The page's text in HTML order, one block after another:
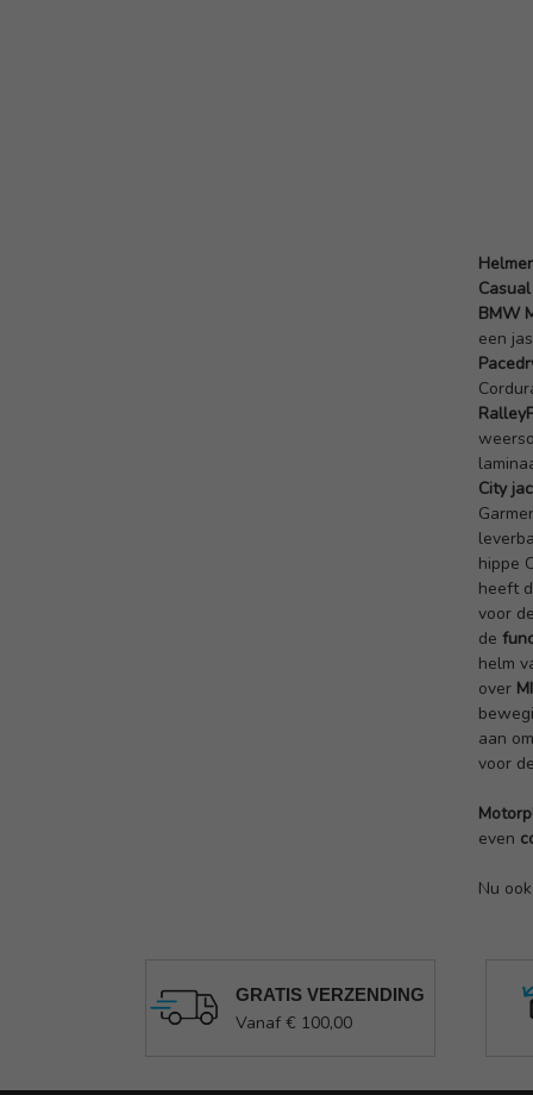
Casual
BMW
een
City
hippe
heeft
voor
de
helm
over
aan
voor
even
Nu
GRATIS VERZENDING
Vanaf € 100,00